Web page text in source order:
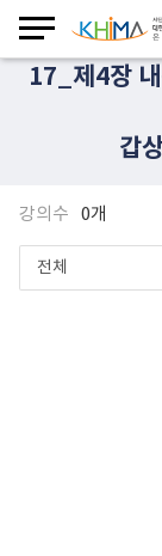
17_제4장
갑
강의수 0개
전체